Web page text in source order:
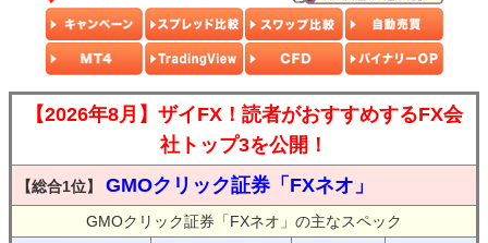
【2026年8月】ザイFX！読者がおすすめするFX会
社トップ3を公開！
【総合1位】 GMOクリック証券「FXネオ」
GMOクリック証券「FXネオ」の主なスペック